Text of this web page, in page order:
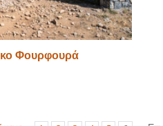
Φουρφουρά